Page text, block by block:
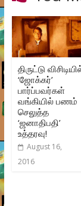
திருட்டு
‘ஜோக்கர்’
பார்ப்பவர்கள்
வங்கியில் பணம்
செலுத்த
‘ஜனாதிபதி’
உத்தரவு!
August 16,
2016